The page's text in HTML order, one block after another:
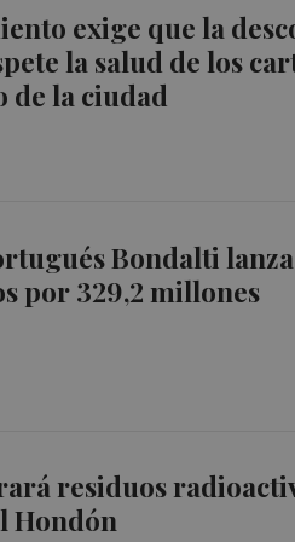
exige que la
la salud de los
de la ciudad
Bondalti
por 329,2 millones
residuos
Hondón